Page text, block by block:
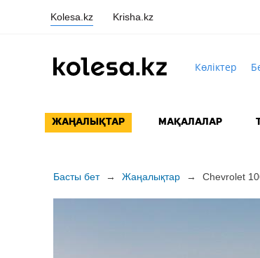
Kolesa.kz Krisha.kz
Көліктер
ЖАҢАЛЫҚТАР МАҚАЛАЛАР
Басты бет → Жаңалықтар → Chevrolet